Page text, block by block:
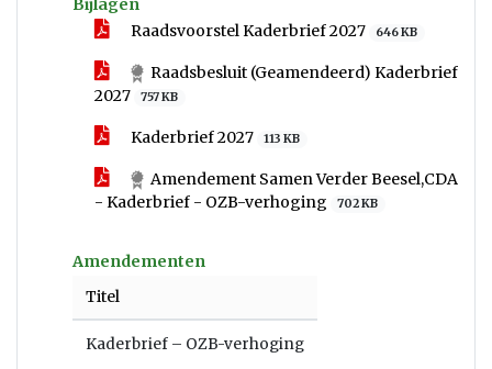
Bijlagen
Raadsvoorstel Kaderbrief 2027
646 KB
Raadsbesluit (Geamendeerd) Kaderbrief
2027
757 KB
Kaderbrief 2027 113 KB
Amendement Samen Verder Beesel,CDA
- Kaderbrief - OZB-verhoging
702 KB
Amendementen
Titel
Kaderbrief – OZB-verhoging